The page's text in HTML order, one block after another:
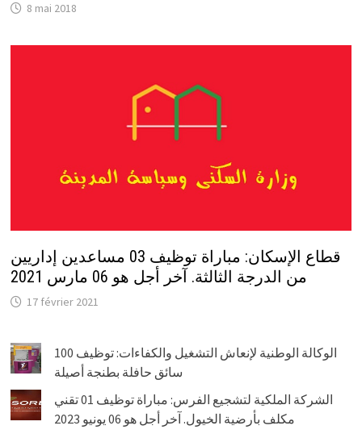
8 mai 2018
قطاع الإسكان: مباراة توظيف 03 مساعدين إداريين
من الدرجة الثالثة. آخر أجل هو 06 مارس 2021
17 février 2021
الوكالة الوطنية لإنعاش التشغيل والكفاءات: توظيف 100
سائق حافلة بطنجة أصيلة
الشركة الملكية لتشجيع الفرس: مباراة توظيف 01 تقني
مكلف بأرضية الخيول. آخر أجل هو 06 يونيو 2023